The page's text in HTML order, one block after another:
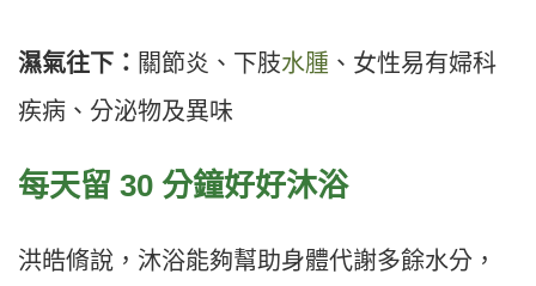
濕氣往下： 關節炎、下肢水腫 、女性易有婦科
疾病、分泌物及異味
每天留 30 分鐘好好沐浴
洪皓脩說，沐浴能夠幫助身體代謝多餘水分，